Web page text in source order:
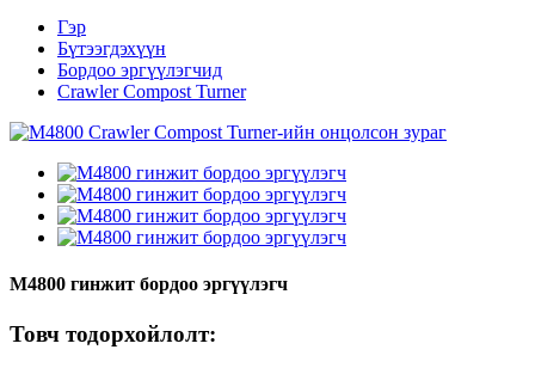
Гэр
Бүтээгдэхүүн
Бордоо эргүүлэгчид
Crawler Compost Turner
M4800 гинжит бордоо эргүүлэгч
Товч тодорхойлолт: